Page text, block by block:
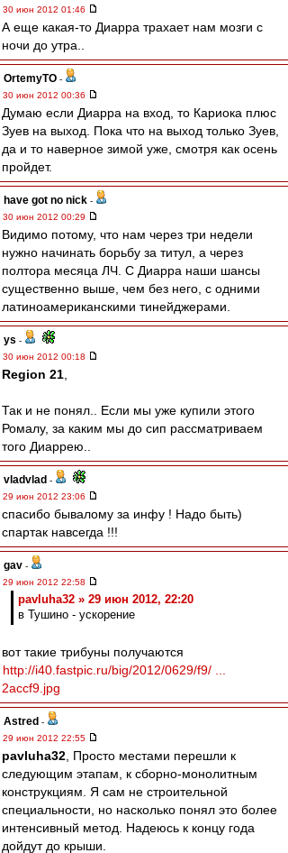
30 июн 2012 01:46
А еще какая-то Диарра трахает нам мозги с
ночи до утра..
OrtemyTO -
30 июн 2012 00:36
Думаю если Диарра на вход, то Кариока плюс
Зуев на выход. Пока что на выход только Зуев,
да и то наверное зимой уже, смотря как осень
пройдет.
have got no nick -
30 июн 2012 00:29
Видимо потому, что нам через три недели
нужно начинать борьбу за титул, а через
полтора месяца ЛЧ. С Диарра наши шансы
существенно выше, чем без него, с одними
латиноамериканскими тинейджерами.
ys -
30 июн 2012 00:18
Region 21
Так и не понял.. Если мы уже купили этого
Ромалу, за каким мы до сип рассматриваем
того Диаррею..
vladvlad -
29 июн 2012 23:06
спасибо бывалому за инфу ! Надо быть)
спартак навсегда !!!
gav -
29 июн 2012 22:58
pavluha32 » 29 июн 2012, 22:20
в Тушино - ускорение
вот такие трибуны получаются
http://i40.fastpic.ru/big/2012/0629/f9/ ...
2accf9.jpg
Astred -
29 июн 2012 22:55
pavluha32 , Просто местами перешли к
следующим этапам, к сборно-монолитным
конструкциям. Я сам не строительной
специальности, но насколько понял это более
интенсивный метод. Надеюсь к концу года
дойдут до крыши.